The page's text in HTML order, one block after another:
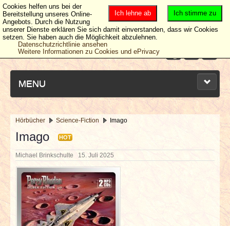
MENU
NEUESTE ARTIKEL
NEWS & DATES
BERICHTE
VERLOSUNGEN
Hörbücher Science-Fiction Imago
Imago HOT
Michael Brinkschulte 15. Juli 2025
Ich stimme zu
Ich lehne ab
Cookies helfen uns bei der
Bereitstellung unseres Online-
Angebots. Durch die Nutzung
unserer Dienste erklären Sie sich damit einverstanden, dass wir Cookies
setzen. Sie haben auch die Möglichkeit abzulehnen.
Datenschutzrichtlinie ansehen
Weitere Informationen zu Cookies und ePrivacy